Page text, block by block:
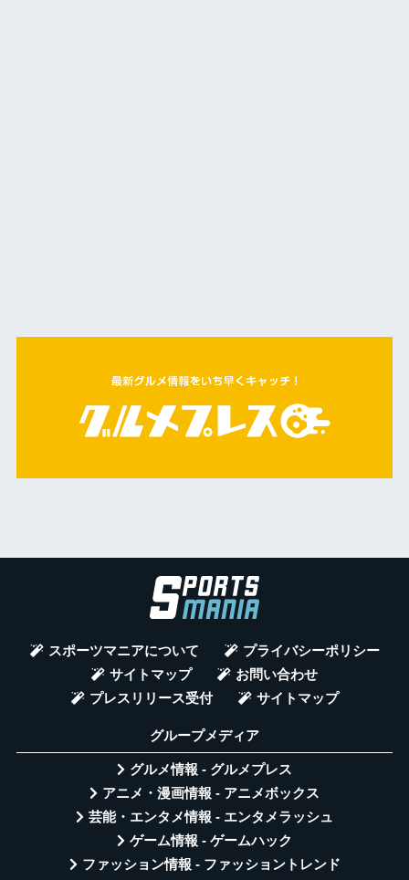
スポーツマニアについて
プライバシーポリシー
サイトマップ
お問い合わせ
プレスリリース受付
サイトマップ
グループメディア
グルメ情報 - グルメプレス
アニメ・漫画情報 - アニメボックス
芸能・エンタメ情報 - エンタメラッシュ
ゲーム情報 - ゲームハック
ファッション情報 - ファッショントレンド